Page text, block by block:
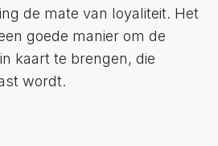
de mate van loyaliteit. Het
goede manier om de
kaart te brengen, die
wordt.